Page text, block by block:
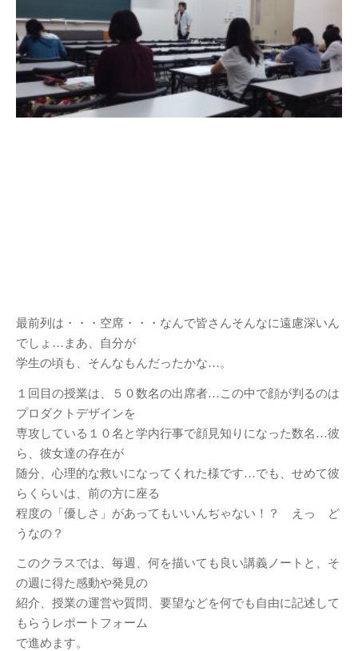
展示会(41)
授業(208)
日常(23)
産学連携(16)
行事(39)
ジュエリーデザインコー
ス
名古屋造形大学
建築／インテリアデザイ
ンコース
減災デザイン研究室
産学共同プロジェクト
（プリ・テック株式会
社）
メタ情報
ログイン
投稿のRSS
コメントのRSS
WordPress.org
最前列は・・・空席・・・なんで皆さんそんなに遠慮深いん
でしょ…まあ、自分が
学生の頃も、そんなもんだったかな…。
１回目の授業は、５０数名の出席者…この中で顔が判るのは
プロダクトデザインを
専攻している１０名と学内行事で顔見知りになった数名…彼
ら、彼女達の存在が
随分、心理的な救いになってくれた様です…でも、せめて彼
らくらいは、前の方に座る
程度の「優しさ」があってもいいんぢゃない！？ えっ ど
うなの？
このクラスでは、毎週、何を描いても良い講義ノートと、そ
の週に得た感動や発見の
紹介、授業の運営や質問、要望などを何でも自由に記述して
もらうレポートフォーム
で進めます。